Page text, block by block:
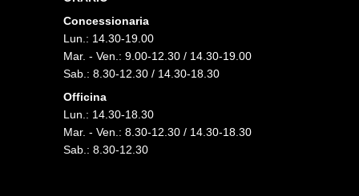
Concessionaria
Lun.: 14.30-19.00
Mar. - Ven.: 9.00-12.30 / 14.30-19.00
Sab.: 8.30-12.30 / 14.30-18.30
Officina
Lun.: 14.30-18.30
Mar. - Ven.: 8.30-12.30 / 14.30-18.30
Sab.: 8.30-12.30